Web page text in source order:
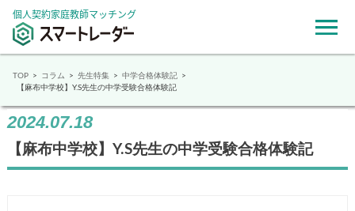
個人契約家庭教師マッチング
TOP コラム 先生特集
中学合格体験記
【麻布中学校】Y.S先生の中学受験合格体験記
2024.07.18
【麻布中学校】Y.S先生の中学受験合格体験記